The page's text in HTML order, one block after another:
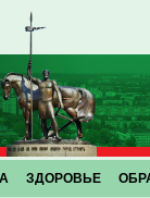
ЗДОРОВЬЕ